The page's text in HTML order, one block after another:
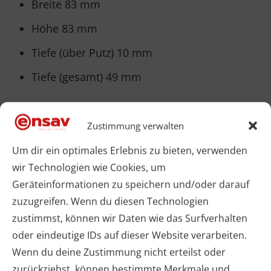
Zustimmung verwalten
Um dir ein optimales Erlebnis zu bieten, verwenden
wir Technologien wie Cookies, um
Geräteinformationen zu speichern und/oder darauf
zuzugreifen. Wenn du diesen Technologien
zustimmst, können wir Daten wie das Surfverhalten
oder eindeutige IDs auf dieser Website verarbeiten.
Wenn du deine Zustimmung nicht erteilst oder
Breite 83 mm
Höhe 83 mm
Tiefe (über Putz) 10 mm
Tiefe (gesamt) 49 mm
Technische Spezifikationen – UT15
Versorgungsspannung: 230 V AC, 50/60 Hz
Display-Beleuchtung: weiß hinterleuchtet
Schaltleistung: max. 3 A
Fühler: NTC-Temperatursensor
Einstellbereich (Sollwert): 5–35 °C